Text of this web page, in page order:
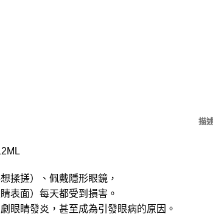
描
揉搓）、佩戴隱形眼鏡，
表面）每天都受到損害。
眼睛發炎，甚至成為引發眼病的原因。